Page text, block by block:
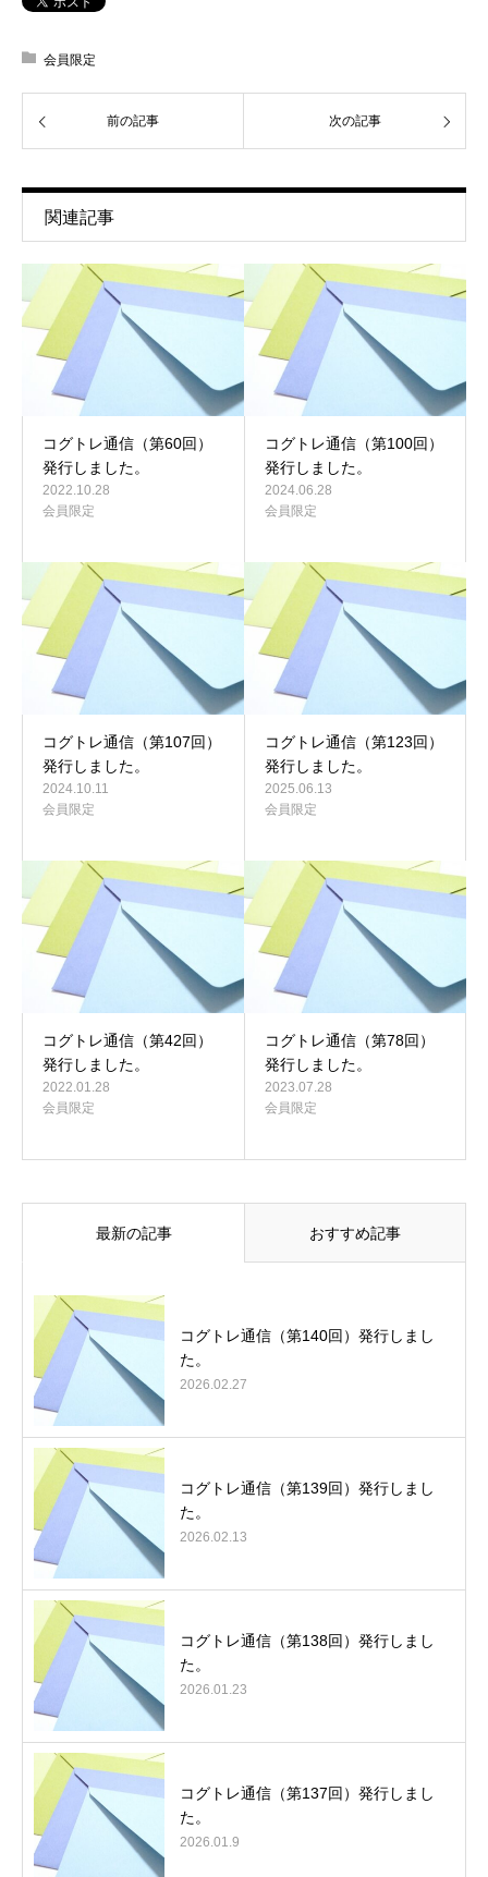
会員限定
前の記事 次の記事
関連記事
コグトレ通信（第60回）
発行しました。
2022.10.28
会員限定
コグトレ通信（第100回）
発行しました。
2024.06.28
会員限定
コグトレ通信（第107回）
発行しました。
2024.10.11
会員限定
コグトレ通信（第123回）
発行しました。
2025.06.13
会員限定
コグトレ通信（第42回）
発行しました。
2022.01.28
会員限定
コグトレ通信（第78回）
発行しました。
2023.07.28
会員限定
最新の記事 おすすめ記事
コグトレ通信（第140回）発行しまし
た。
2026.02.27
コグトレ通信（第139回）発行しまし
た。
2026.02.13
コグトレ通信（第138回）発行しまし
た。
2026.01.23
コグトレ通信（第137回）発行しまし
た。
2026.01.9